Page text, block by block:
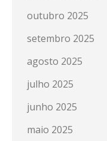
outubro 2025
setembro 2025
agosto 2025
julho 2025
junho 2025
maio 2025